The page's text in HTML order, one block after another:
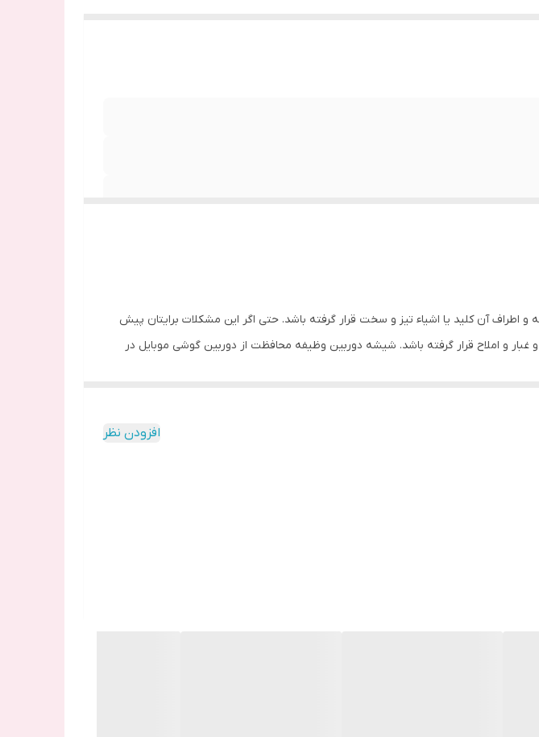
اطراف آن کلید یا اشیاء تیز و سخت قرار گرفته باشد. حتی اگر این مشکلات برایتان پیش
و املاح قرار گرفته باشد. شیشه دوربین وظیفه محافظت از دوربین گوشی موبایل در
اصلی برای گوشی موبایلتان تهیه نکنید موجب آسیب دیدگی سریع آن و در نتیجه
افزودن نظر